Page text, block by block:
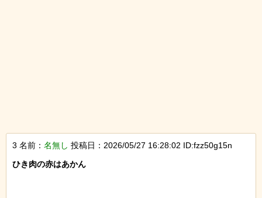
3 名前： 名無し 投稿日：2026/05/27 16:28:02 ID:fzz50g15n
ひき肉の赤はあかん